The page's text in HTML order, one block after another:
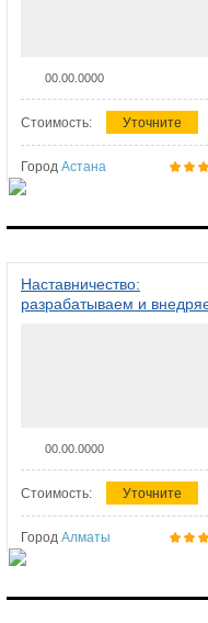
00.00.0000
Стоимость: Уточните
Город Астана
Наставничество:
разрабатываем и
00.00.0000
Стоимость: Уточните
Город Алматы